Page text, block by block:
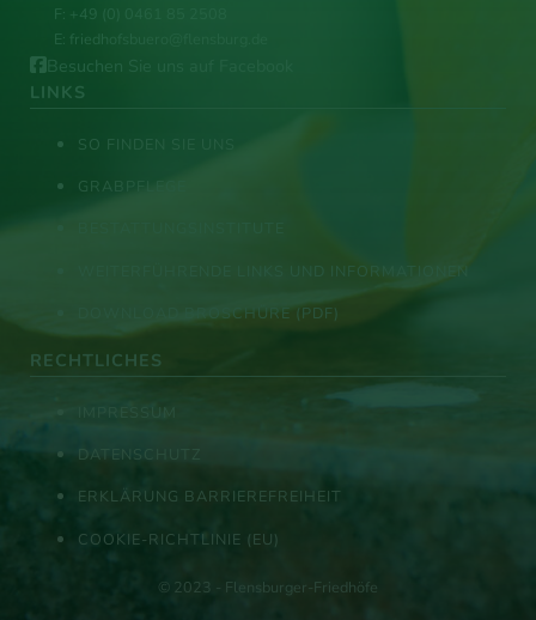
F: +49 (0) 0461 85 2508
E: friedhofsbuero@flensburg.de
Besuchen Sie uns auf Facebook
LINKS
SO FINDEN SIE UNS
GRABPFLEGE
WEITERFÜHRENDE LINKS UND INFORMATIONEN
DOWNLOAD BROSCHÜRE (PDF)
RECHTLICHES
IMPRESSUM
DATENSCHUTZ
ERKLÄRUNG BARRIEREFREIHEIT
COOKIE-RICHTLINIE (EU)
© 2023 - Flensburger-Friedhöfe